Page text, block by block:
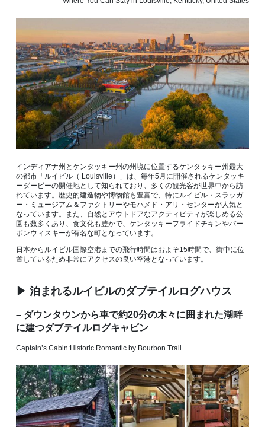
インディアナ州とケンタッキー州の州境に位置するケンタッキー州最大
の都市「ルイビル（ Louisville）」は、毎年5月に開催されるケンタッキ
ーダービーの開催地として知られており、多くの観光客が世界中から訪
れています。歴史的建造物や博物館も豊富で、特にルイビル・スラッガ
ー・ミュージアム＆ファクトリーやモハメド・アリ・センターが人気と
なっています。また、自然とアウトドアなアクティビティが楽しめる公
園も数多くあり、食文化も豊かで、ケンタッキーフライドチキンやバー
ボンウィスキーが有名な町となっています。
日本からルイビル国際空港までの飛行時間はおよそ15時間で、街中に位
置しているため非常にアクセスの良い空港となっています。
▶ 泊まれるルイビルのダブテイルログハウス
– ダウンタウンから車で約20分の木々に囲まれた湖畔
に建つダブテイルログキャビン
Captain’s Cabin:Historic Romantic by Bourbon Trail